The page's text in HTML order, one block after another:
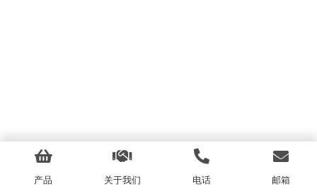
产品 关于我们 电话 邮箱